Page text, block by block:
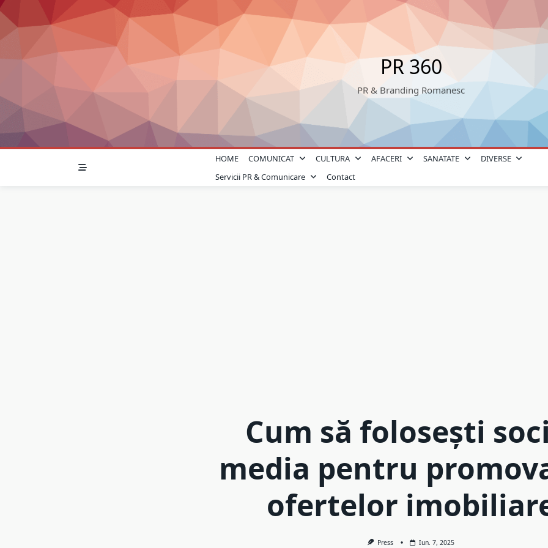
Skip
to
content
PR 360
PR & Branding Romanesc
HOME COMUNICAT CULTURA AFACERI SANATATE
DIVERSE
Servicii PR & Comunicare
Contact
Cum să folosești
media pentru
ofertelor
Press Iun. 7, 2025